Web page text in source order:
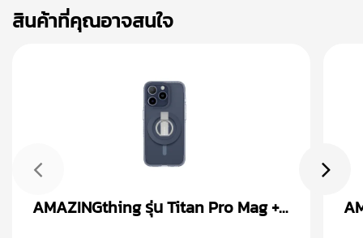
สินค้าที่คุณอาจสนใจ
AMAZINGthing รุ่น Titan Pro Mag +